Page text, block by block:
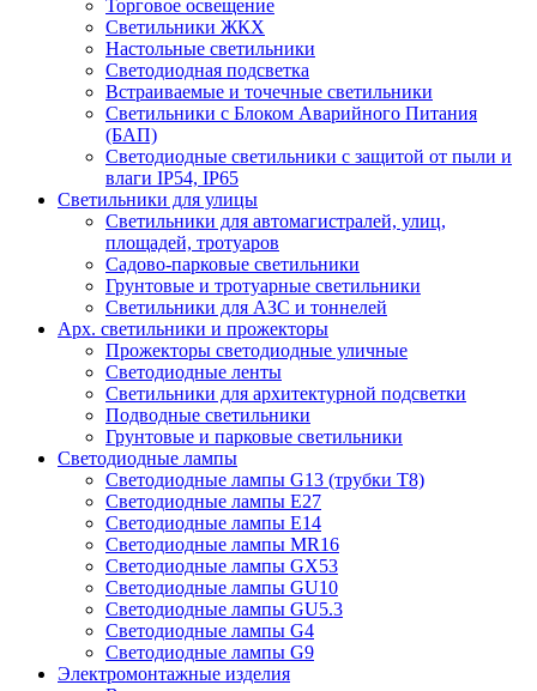
Торговое освещение
Светильники ЖКХ
Настольные светильники
Светодиодная подсветка
Встраиваемые и точечные светильники
Светильники с Блоком Аварийного Питания
(БАП)
Светодиодные светильники с защитой от пыли и
влаги IP54, IP65
Светильники для улицы
Светильники для автомагистралей, улиц,
площадей, тротуаров
Садово-парковые светильники
Грунтовые и тротуарные светильники
Светильники для АЗС и тоннелей
Арх. светильники и прожекторы
Прожекторы светодиодные уличные
Светодиодные ленты
Светильники для архитектурной подсветки
Подводные светильники
Грунтовые и парковые светильники
Светодиодные лампы
Светодиодные лампы G13 (трубки T8)
Светодиодные лампы Е27
Светодиодные лампы Е14
Светодиодные лампы MR16
Светодиодные лампы GX53
Светодиодные лампы GU10
Светодиодные лампы GU5.3
Светодиодные лампы G4
Светодиодные лампы G9
Электромонтажные изделия